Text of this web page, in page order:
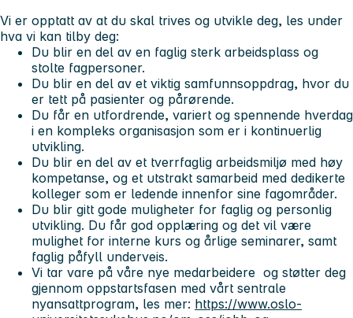
Vi er opptatt av at du skal trives og utvikle deg, les under
hva vi kan tilby deg:
Du blir en del av en faglig sterk arbeidsplass og
stolte fagpersoner.
Du blir en del av et viktig samfunnsoppdrag, hvor du
er tett på pasienter og pårørende.
Du får en utfordrende, variert og spennende hverdag
i en kompleks organisasjon som er i kontinuerlig
utvikling.
Du blir en del av et tverrfaglig arbeidsmiljø med høy
kompetanse, og et utstrakt samarbeid med dedikerte
kolleger som er ledende innenfor sine fagområder.
Du blir gitt gode muligheter for faglig og personlig
utvikling. Du får god opplæring og det vil være
mulighet for interne kurs og årlige seminarer, samt
faglig påfyll underveis.
Vi tar vare på våre nye medarbeidere og støtter deg
gjennom oppstartsfasen med vårt sentrale
nyansattprogram, les mer: https://www.oslo-